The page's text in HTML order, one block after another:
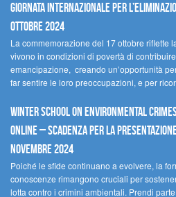
Giornata internazionale per
ottobre 2024
La commemorazione del 17 ottobre riflette
vivono in condizioni di povertà di
emancipazione, creando un’opportunità
far sentire le loro preoccupazioni, e per
Winter School on Environmental
Online – Scadenza per la
novembre 2024
Poiché le sfide continuano a evolvere, la
conoscenze rimangono cruciali per
lotta contro i crimini ambientali. Prendi